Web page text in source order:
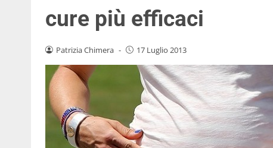
cure più efficaci
Patrizia Chimera - 17 Luglio 2013